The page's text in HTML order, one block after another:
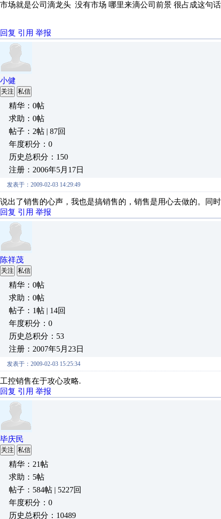
市场就是公司滴龙头 没有市场 哪里来滴公司前景 很占成这句话
回复 引用 举报
小健
关注 私信
精华：0帖
求助：0帖
帖子：2帖 | 87回
年度积分：0
历史总积分：150
注册：2006年5月17日
发表于：2009-02-03 14:29:49
说出了销售的心声，我也是搞销售的，销售是用心去做的。同
回复 引用 举报
陈祥茂
关注 私信
精华：0帖
求助：0帖
帖子：1帖 | 14回
年度积分：0
历史总积分：53
注册：2007年5月23日
发表于：2009-02-03 15:25:34
工控销售在于攻心攻略.
回复 引用 举报
毕庆民
关注 私信
精华：21帖
求助：5帖
帖子：584帖 | 5227回
年度积分：0
历史总积分：10489